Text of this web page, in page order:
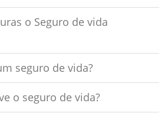
o Seguro de vida
seguro de vida?
o seguro de vida?